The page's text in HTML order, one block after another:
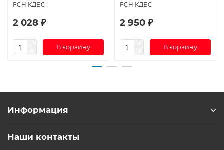
FCH КДБС
2 028 ₽
В корзину
FCH КДБС
2 950 ₽
В корзину
Информация
Наши контакты